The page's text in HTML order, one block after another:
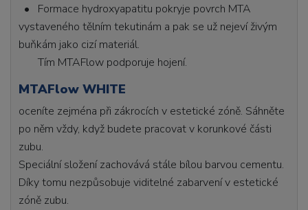
• Formace hydroxyapatitu pokryje povrch MTA
vystaveného tělním tekutinám a pak se už nejeví živým
buňkám jako cizí materiál.
Tím MTAFlow podporuje hojení.
MTAFlow WHITE
oceníte zejména při zákrocích v estetické zóně. Sáhněte
po něm vždy, když budete pracovat v korunkové části
zubu.
Speciální složení zachovává stále bílou barvou cementu.
Díky tomu nezpůsobuje viditelné zabarvení v estetické
zóně zubu.